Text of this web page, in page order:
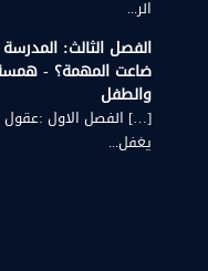
الر...
الفصل الثالث:
ضاعت المهمة؟ - همسة
والطفل
[…] الفصل الاول :عقول
يغفل...